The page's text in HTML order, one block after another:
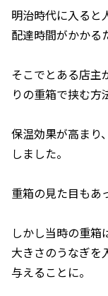
明治時代に入ると
配達時間がかかる
そこでとある店主
りの重箱で挟む方
保温効果が高まり
しました。
重箱の見た目もあ
しかし当時の重箱
大きさのうなぎを
与えることに。